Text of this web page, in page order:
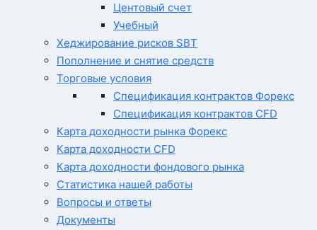
Центовый счет
Учебный
Хеджирование рисков SBT
Пополнение и снятие средств
Торговые условия
Спецификация контрактов Форекс
Спецификация контрактов CFD
Карта доходности рынка Форекс
Карта доходности CFD
Карта доходности фондового рынка
Статистика нашей работы
Вопросы и ответы
Документы